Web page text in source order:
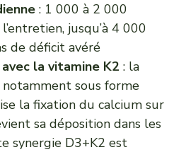
: 1 000 à 2 000
jusqu’à 4 000
de déficit avéré
la vitamine K2 : la
notamment sous forme
la fixation du calcium sur
sa déposition dans les
synergie D3+K2 est